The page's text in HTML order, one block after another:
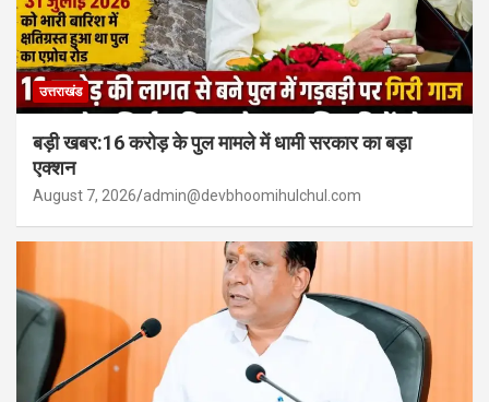
उत्तराखंड
बड़ी खबर:16 करोड़ के पुल मामले में धामी सरकार का बड़ा
एक्शन
August 7, 2026 admin@devbhoomihulchul.com